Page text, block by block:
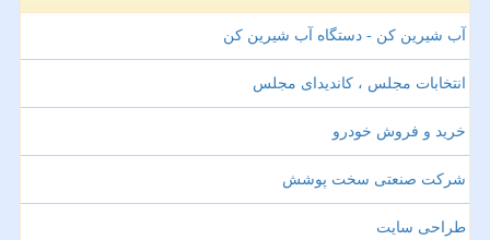
آب شیرین کن - دستگاه آب شیرین کن
انتخابات مجلس ، کاندیدای مجلس
خرید و فروش خودرو
شرکت صنعتی سخت پوشش
طراحی سایت